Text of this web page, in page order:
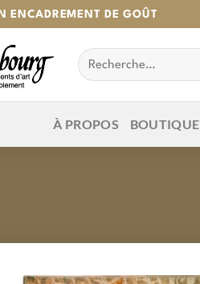
ENCADREMENT DE GOÛT
Recherche
pour :
À PROPOS BOUTIQUE